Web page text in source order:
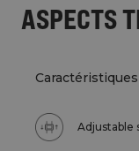
ASPECTS
Adjustable